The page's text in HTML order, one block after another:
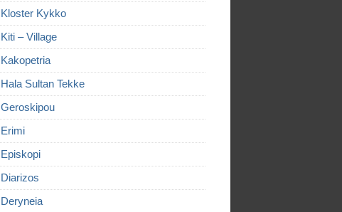
Kloster Kykko
Kiti – Village
Kakopetria
Hala Sultan Tekke
Geroskipou
Erimi
Episkopi
Diarizos
Deryneia